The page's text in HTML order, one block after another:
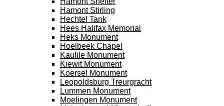
Hamont Stirling
Hechtel Tank
Hees Halifax Memorial
Heks Monument
Hoelbeek Chapel
Kaulile Monument
Kiewit Monument
Koersel Monument
Leopoldsburg Treurgracht
Lummen Monument
Moelingen Monument